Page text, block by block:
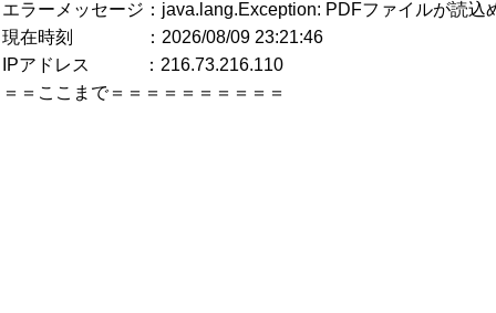
エラーメッセージ：java.lang.Exception: PDFファイルが読込
現在時刻 ：2026/08/09 23:21:46
IPアドレス ：216.73.216.110
＝＝ここまで＝＝＝＝＝＝＝＝＝＝